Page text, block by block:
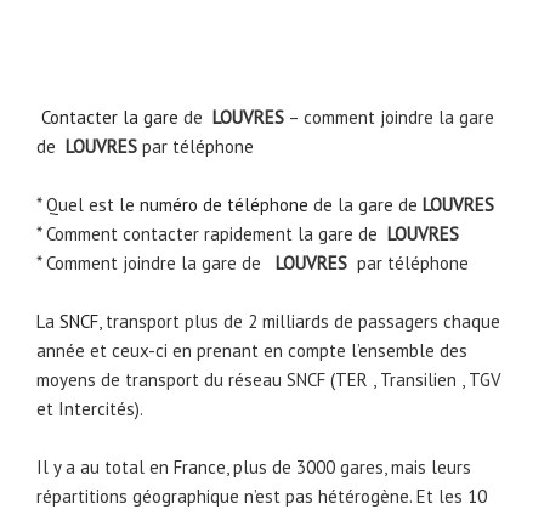
Contacter la gare de LOUVRES – comment joindre la gare
de LOUVRES par téléphone
* Quel est le numéro de téléphone de la gare de LOUVRES
* Comment contacter rapidement la gare de LOUVRES
* Comment joindre la gare de
LOUVRES par téléphone
La SNCF , transport plus de 2 milliards de passagers chaque
année et ceux-ci en prenant en compte l’ensemble des
moyens de transport du réseau SNCF (TER , Transilien , TGV
et Intercités).
Il y a au total en France, plus de 3000 gares, mais leurs
répartitions géographique n’est pas hétérogène. Et les 10